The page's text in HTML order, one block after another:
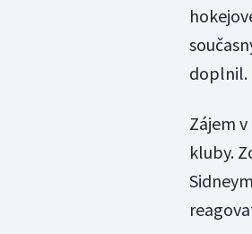
doplnil.
Zájem
kluby.